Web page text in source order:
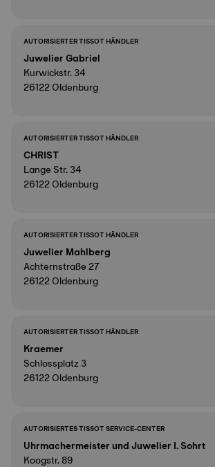
AUTORISIERTER TISSOT HÄNDLER
Juwelier Gabriel
Kurwickstr. 34
26122 Oldenburg
AUTORISIERTER TISSOT HÄNDLER
CHRIST
Lange Str. 34
26122 Oldenburg
AUTORISIERTER TISSOT HÄNDLER
Juwelier Mahlberg
Achternstraße 27
26122 Oldenburg
AUTORISIERTER TISSOT HÄNDLER
Kraemer
Schlossplatz 3
26122 Oldenburg
AUTORISIERTES TISSOT SERVICE-CENTER
Uhrmachermeister und Juwelier I. Sohrt
Koogstr. 89